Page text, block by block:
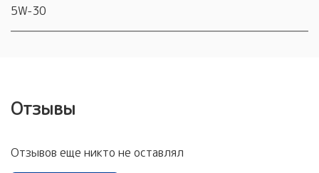
5W-30
Отзывы
Отзывов еще никто не оставлял